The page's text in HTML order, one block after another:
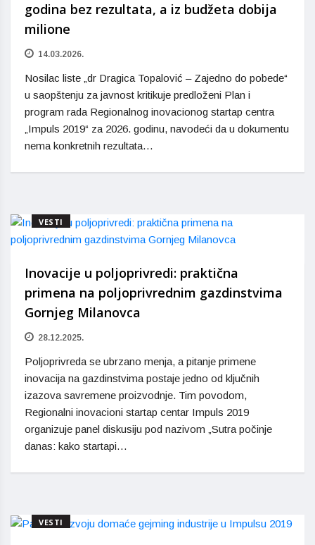
godina bez rezultata, a iz budžeta dobija
milione
14.03.2026.
Nosilac liste „dr Dragica Topalović – Zajedno do pobede“
u saopštenju za javnost kritikuje predloženi Plan i
program rada Regionalnog inovacionog startap centra
„Impuls 2019“ za 2026. godinu, navodeći da u dokumentu
nema konkretnih rezultata…
VESTI
Inovacije u poljoprivredi: praktična
primena na poljoprivrednim gazdinstvima
Gornjeg Milanovca
28.12.2025.
Poljoprivreda se ubrzano menja, a pitanje primene
inovacija na gazdinstvima postaje jedno od ključnih
izazova savremene proizvodnje. Tim povodom,
Regionalni inovacioni startap centar Impuls 2019
organizuje panel diskusiju pod nazivom „Sutra počinje
danas: kako startapi…
VESTI